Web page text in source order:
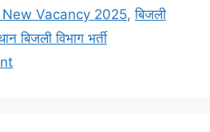
Vacancy 2025,बिजली
बिजली विभाग भर्ती